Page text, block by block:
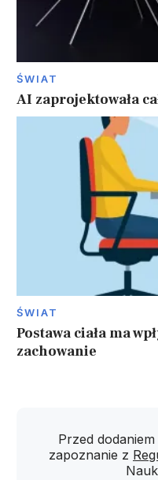
ŚWIAT
AI zaprojektowała
ŚWIAT
Postawa ciała ma
zachowanie
Przed
zapoznanie z